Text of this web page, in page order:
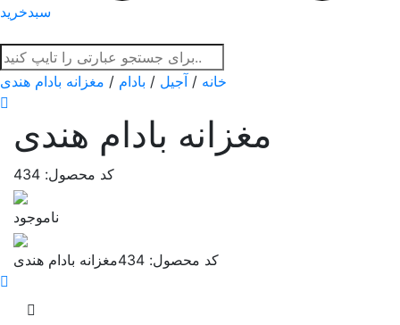
سبدخرید
خانه / آجیل / بادام / مغزانه بادام هندی
مغزانه بادام هندی
کد محصول: 434
ناموجود
مغزانه بادام هندی کد محصول: 434